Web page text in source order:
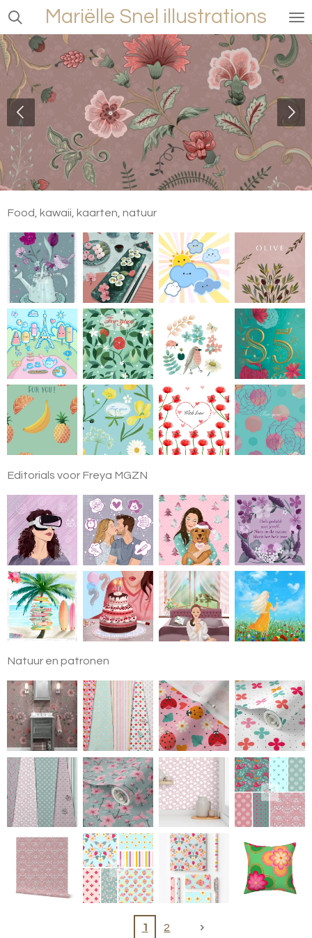
Ga
direct
naar
de
hoofdinhoud
Mariëlle Snel illustrations
Food, kawaii, kaarten, natuur
Editorials voor Freya MGZN
Natuur en patronen
1 2